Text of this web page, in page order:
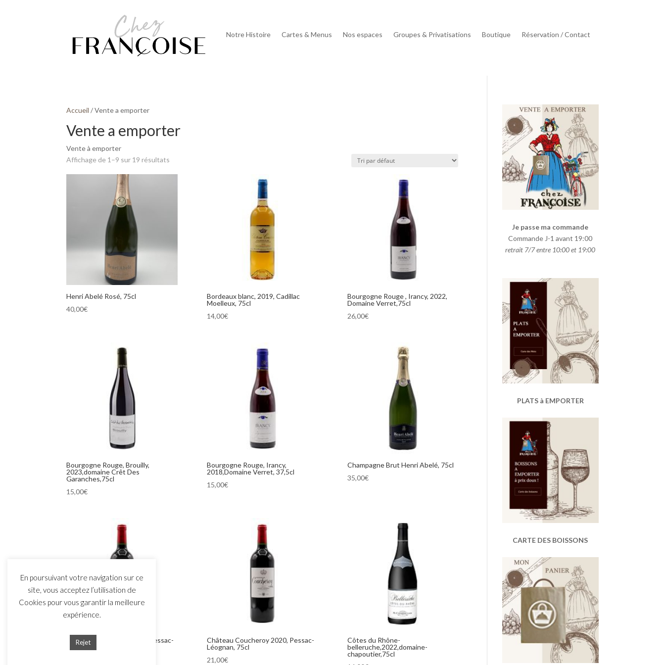
Notre Histoire Cartes & Menus Nos espaces Groupes & Privatisations Boutique Réservation / Contact
Accueil / Vente a emporter
Vente a emporter
Vente à emporter
Affichage de 1–9 sur 19 résultats
Henri Abelé Rosé, 75cl
40,00€
Bordeaux blanc, 2019, Cadillac
Moelleux, 75cl
14,00€
Bourgogne Rouge , Irancy, 2022,
Domaine Verret,75cl
26,00€
Bourgogne Rouge, Brouilly,
2023,domaine Crêt Des
Garanches,75cl
15,00€
Bourgogne Rouge, Irancy,
2018,Domaine Verret, 37,5cl
15,00€
Champagne Brut Henri Abelé, 75cl
35,00€
Château Coucheroy 2019, Pessac-
Léognan, 37,5cl
Château Coucheroy 2020, Pessac-
Léognan, 75cl
21,00€
Côtes du Rhône-
belleruche,2022,domaine-
chapoutier,75cl
Je passe ma commande
Commande J-1 avant 19:00
retrait 7/7 entre 10:00 et 19:00
PLATS à EMPORTER
CARTE DES BOISSONS
En poursuivant votre navigation sur ce
site, vous acceptez l’utilisation de
Cookies pour vous garantir la meilleure
expérience.
Rejet